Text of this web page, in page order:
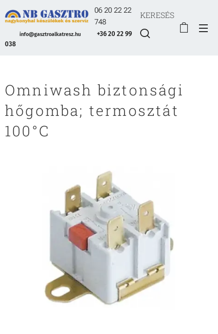
06 20 22 22
748
info@gasztroalkatresz.hu
+36 20 22 99
038
KERESÉS
Omniwash biztonsági
hőgomba; termosztát
100°C